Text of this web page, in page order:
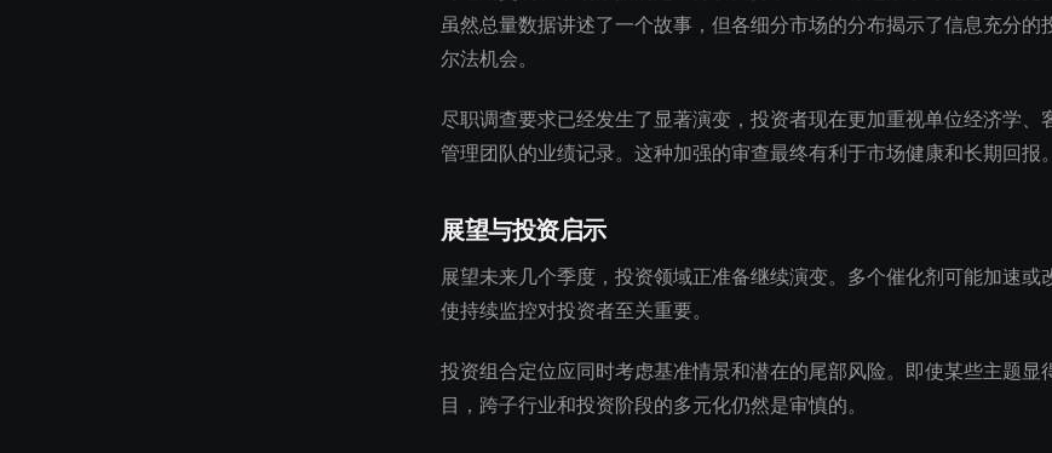
虽然总量数据讲述了一个故事，但各细分市场的分布揭示了信息充分的
尔法机会。
尽职调查要求已经发生了显著演变，投资者现在更加重视单位经济学、
管理团队的业绩记录。这种加强的审查最终有利于市场健康和长期回报。
展望与投资启示
展望未来几个季度，投资领域正准备继续演变。多个催化剂可能加速或
使持续监控对投资者至关重要。
投资组合定位应同时考虑基准情景和潜在的尾部风险。即使某些主题显
目，跨子行业和投资阶段的多元化仍然是审慎的。